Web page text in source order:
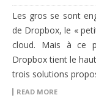
Les gros se sont
de Dropbox, le «
cloud. Mais à ce
Dropbox tient le
trois solutions
READ MORE